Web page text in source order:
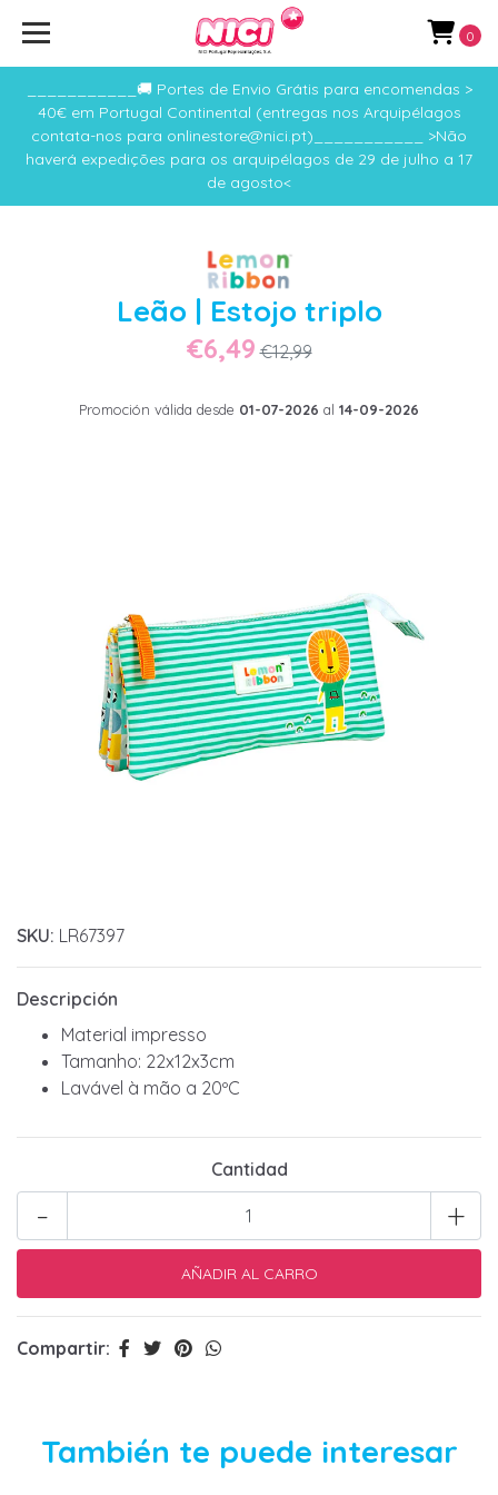
___________🚚 Portes de Envio Grátis para encomendas >
40€ em Portugal Continental (entregas nos Arquipélagos
contata-nos para onlinestore@nici.pt)___________ >Não
haverá expedições para os arquipélagos de 29 de julho a 17
de agosto<
0
Leão | Estojo triplo
€6,49 €12,99
Promoción válida desde 01-07-2026 al 14-09-2026
SKU: LR67397
Descripción
Material impresso
Tamanho: 22x12x3cm
Lavável à mão a 20ºC
Cantidad
+
-
Compartir:
También te puede interesar